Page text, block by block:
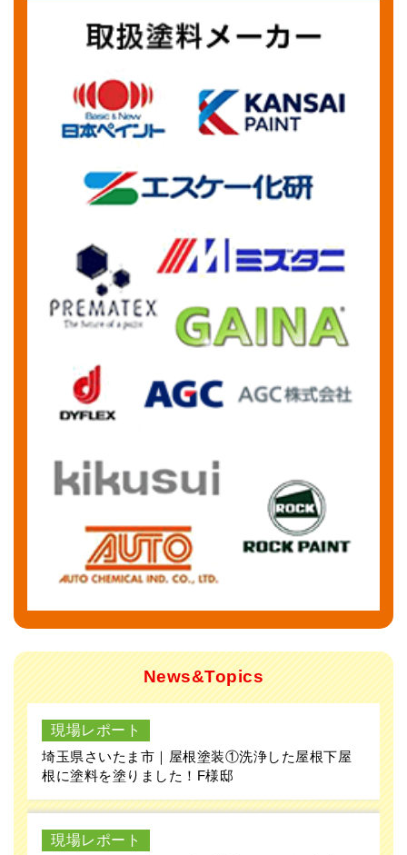
News&Topics
現場レポート
埼玉県さいたま市｜屋根塗装①洗浄した屋根下屋
根に塗料を塗りました！F様邸
現場レポート